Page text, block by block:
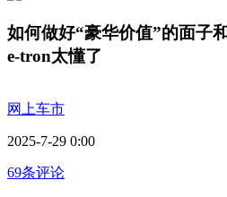
如何做好“豪华价值”的面子
e-tron太懂了
网上车市
2025-7-29 0:00
69条评论